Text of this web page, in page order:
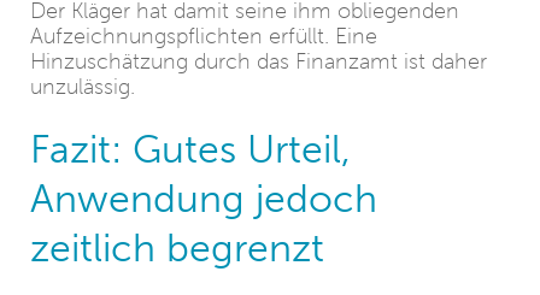
Der Kläger hat damit seine ihm obliegenden
Aufzeichnungspflichten erfüllt. Eine
Hinzuschätzung durch das Finanzamt ist daher
unzulässig.
Fazit: Gutes Urteil,
Anwendung jedoch
zeitlich begrenzt